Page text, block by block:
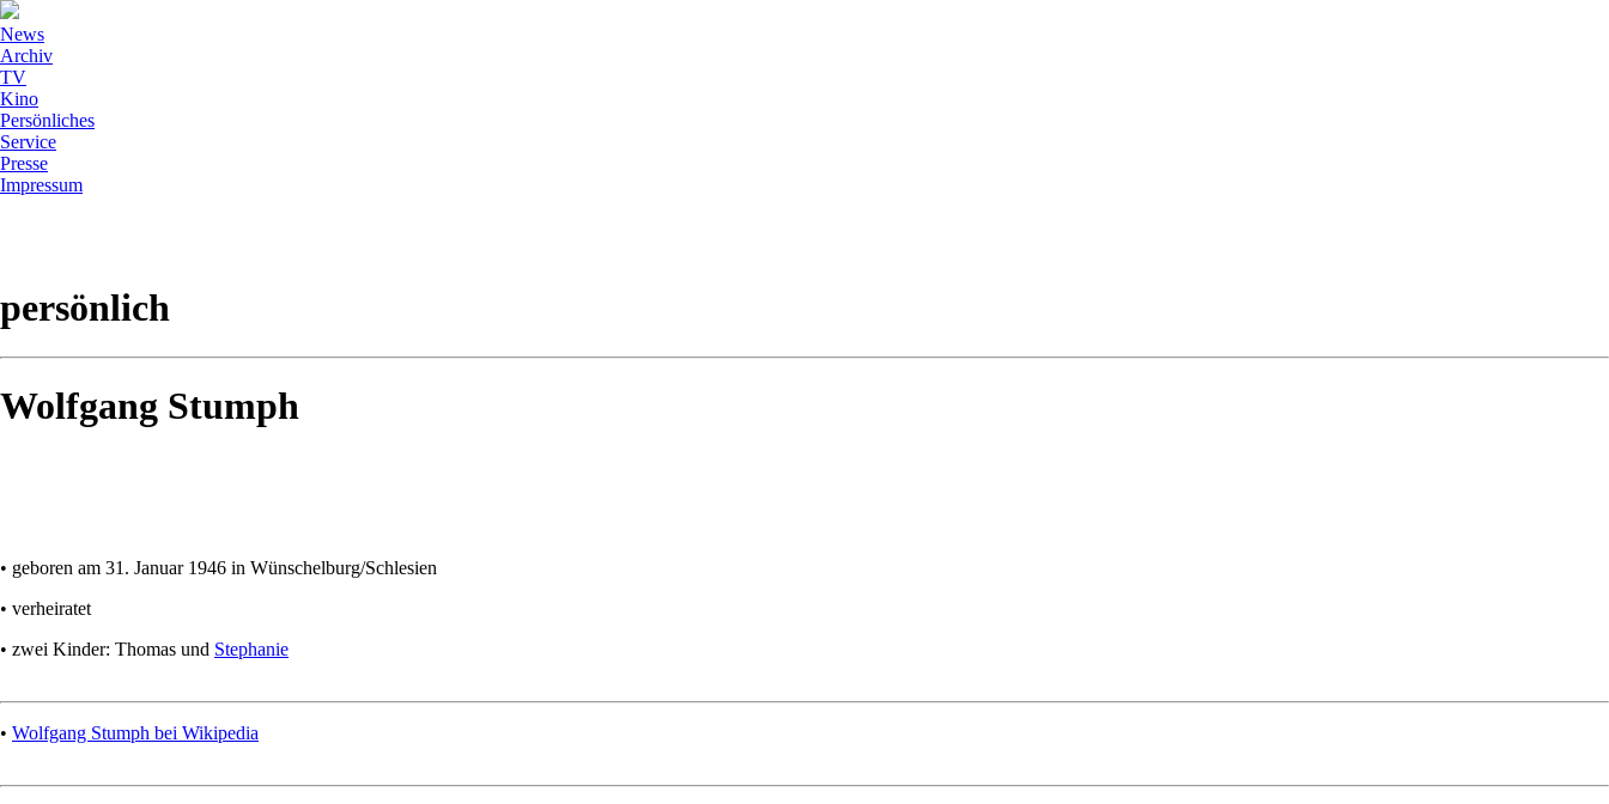
News
Archiv
TV
Kino
Persönliches
Service
Presse
Impressum
persönlich
Wolfgang Stumph
• geboren am 31. Januar 1946 in Wünschelburg/Schlesien
• verheiratet
• zwei Kinder: Thomas und Stephanie
• Wolfgang Stumph bei Wikipedia